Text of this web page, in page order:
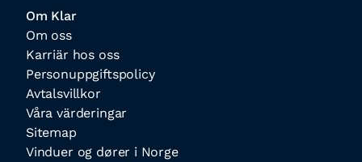
Om Klar
Om oss
Karriär hos oss
Personuppgiftspolicy
Avtalsvillkor
Våra värderingar
Sitemap
Vinduer og dører i Norge